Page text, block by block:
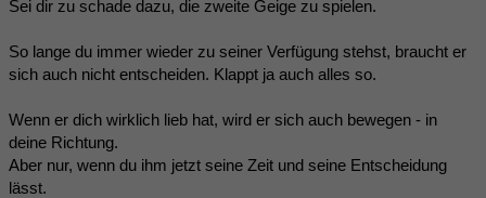
Sei dir zu schade dazu, die zweite Geige zu spielen.
So lange du immer wieder zu seiner Verfügung stehst, braucht er
sich auch nicht entscheiden. Klappt ja auch alles so.
Wenn er dich wirklich lieb hat, wird er sich auch bewegen - in
deine Richtung.
Aber nur, wenn du ihm jetzt seine Zeit und seine Entscheidung
lässt.